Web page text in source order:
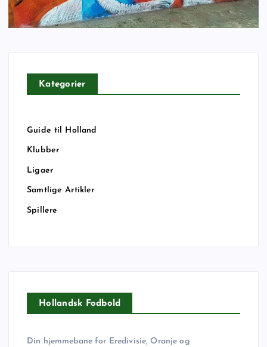
Kategorier
Guide til Holland
Klubber
Ligaer
Samtlige Artikler
Spillere
Hollandsk Fodbold
Din hjemmebane for Eredivisie, Oranje og